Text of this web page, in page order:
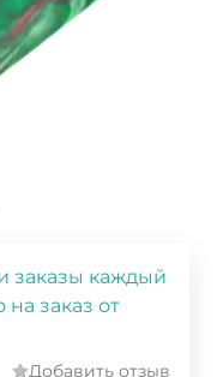
заказы каждый
заказ от
Добавить отзыв